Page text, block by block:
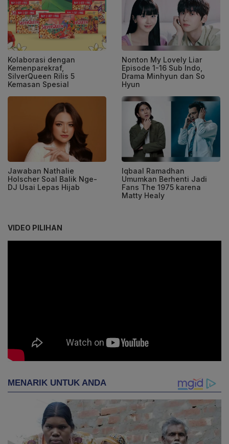
Kolaborasi dengan
Kemenparekraf,
SilverQueen Rilis 5
Kemasan Spesial
Nonton My Lovely Liar
Episode 1-16 Sub Indo,
Drama Minhyun dan So
Hyun
Jawaban Nathalie
Holscher Soal Balik Nge-
DJ Usai Lepas Hijab
Iqbaal Ramadhan
Umumkan Berhenti Jadi
Fans The 1975 karena
Matty Healy
VIDEO PILIHAN